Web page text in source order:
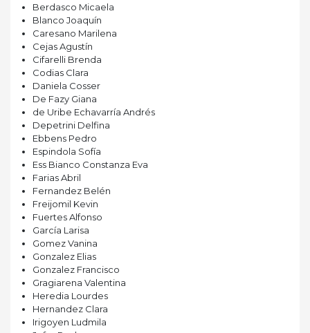
Berdasco Micaela
Blanco Joaquín
Caresano Marilena
Cejas Agustín
Cifarelli Brenda
Codias Clara
Daniela Cosser
De Fazy Giana
de Uribe Echavarría Andrés
Depetrini Delfina
Ebbens Pedro
Espindola Sofía
Ess Bianco Constanza Eva
Farias Abril
Fernandez Belén
Freijomil Kevin
Fuertes Alfonso
García Larisa
Gomez Vanina
Gonzalez Elias
Gonzalez Francisco
Gragiarena Valentina
Heredia Lourdes
Hernandez Clara
Irigoyen Ludmila